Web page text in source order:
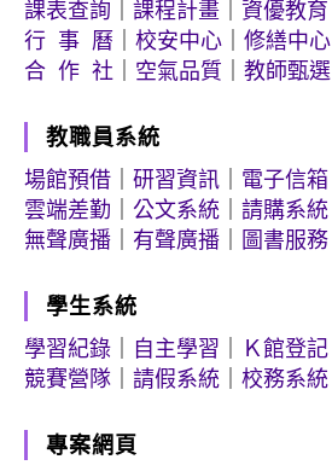
課表查詢
課程計畫
資優教育
行 事 曆
校安中心
修繕中心
合 作 社
空氣品質 教師甄選
教職員系統
場館預借
研習資訊
電子信箱
雲端差勤
公文系統
請購系統
無聲廣播
有聲廣播 圖書服務
學生系統
學習紀錄
自主學習
Ｋ館登記
競賽營隊
請假系統 校務系統
專案網頁